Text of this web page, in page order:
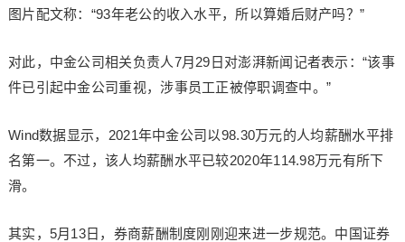
图片配文称：“93年老公的收入水平，所以算婚后财产吗？”
对此，中金公司相关负责人7月29日对澎湃新闻记者表示：“该事
件已引起中金公司重视，涉事员工正被停职调查中。”
Wind数据显示，2021年中金公司以98.30万元的人均薪酬水平排
名第一。不过，该人均薪酬水平已较2020年114.98万元有所下
滑。
其实，5月13日，券商薪酬制度刚刚迎来进一步规范。中国证券